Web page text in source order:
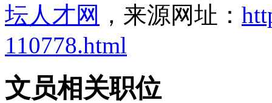
坛人才网 ，来源网址：
110778.html
文员相关职位